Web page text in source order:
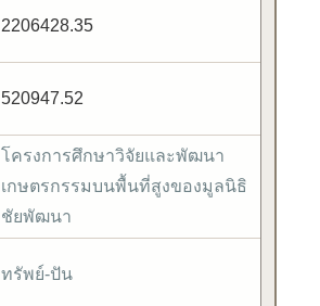
2206428.35
520947.52
โครงการศึกษาวิจัยและพัฒนา
เกษตรกรรมบนพื้นที่สูงของมูลนิธิ
ชัยพัฒนา
ทรัพย์-ปัน